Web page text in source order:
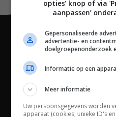
opties' knop of via
aanpassen'
Gepersonaliseerde
advertentie- en
doelgroepenonderzoek
Informatie op een
Meer informatie
Uw persoonsgegevens worden
apparaat (cookies, unieke ID's